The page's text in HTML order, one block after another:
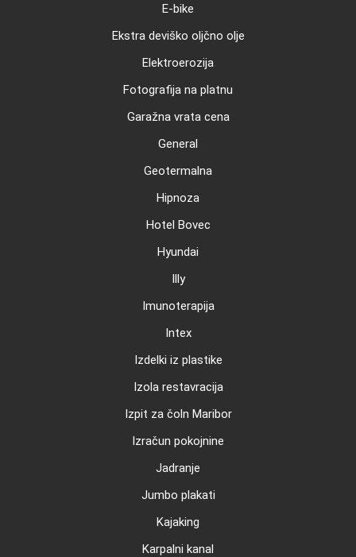
E-bike
Ekstra deviško oljčno olje
Elektroerozija
Fotografija na platnu
Garažna vrata cena
General
Geotermalna
Hipnoza
Hotel Bovec
Hyundai
Illy
Imunoterapija
Intex
Izdelki iz plastike
Izola restavracija
Izpit za čoln Maribor
Izračun pokojnine
Jadranje
Jumbo plakati
Kajaking
Karpalni kanal